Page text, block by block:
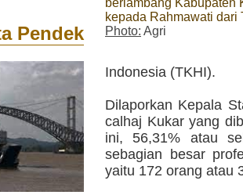
Pendek
berlambang Kabupaten
kepada Rahmawati dari
Photo: Agri
Indonesia (TKHI).
Dilaporkan Kepala
calhaj Kukar yang
ini, 56,31% atau
sebagian besar
yaitu 172 orang atau